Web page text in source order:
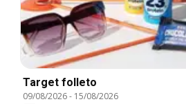
Target folleto
09/08/2026- 15/08/2026